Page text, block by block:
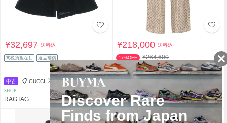
¥32,697送料込
関税負担なし 返品補償
中古 GUCCI
SHOP
RAGTAG
¥218,000送料込
17%OFF ¥264,600
関税負担なし 返品補償
PERSONAL SHOPPER
hiros2